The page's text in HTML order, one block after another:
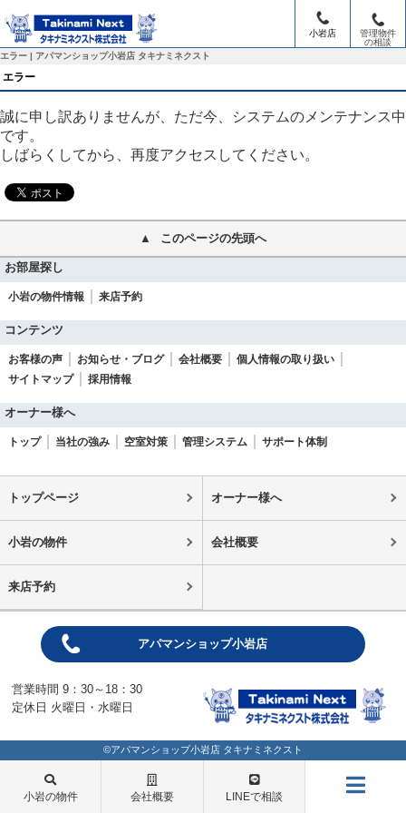
小岩店
管理物件
の相談
エラー | アパマンショップ小岩店 タキナミネクスト
トップ > エラー
エラー
誠に申し訳ありませんが、ただ今、システムのメンテナンス中
です。
しばらくしてから、再度アクセスしてください。
このページの先頭へ
お部屋探し
小岩の物件情報 来店予約
コンテンツ
お客様の声 お知らせ・ブログ 会社概要
個人情報の取り扱い
サイトマップ
採用情報
オーナー様へ
トップ 当社の強み 空室対策 管理システム サポート体制
トップページ オーナー様へ
小岩の物件 会社概要
来店予約
アパマンショップ小岩店
営業時間 9：30～18：30
定休日 火曜日・水曜日
©アパマンショップ小岩店 タキナミネクスト
小岩の物件 会社概要 LINEで相談